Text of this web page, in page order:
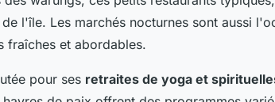
l'île. Les marchés nocturnes sont aussi
fraîches et abordables.
pour ses retraites de yoga et